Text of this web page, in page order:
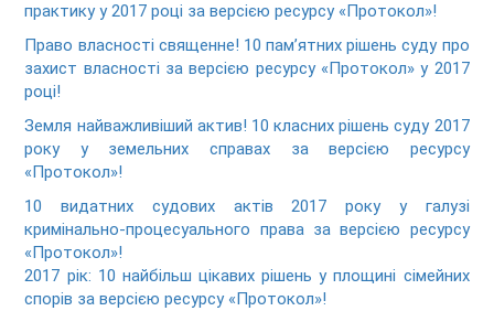
практику у 2017 році за версією ресурсу «Протокол»!
Право власності священне! 10 пам’ятних рішень суду про
захист власності за версією ресурсу «Протокол» у 2017
році!
Земля найважливіший актив! 10 класних рішень суду 2017
року у земельних справах за версією ресурсу
«Протокол»!
10 видатних судових актів 2017 року у галузі
кримінально-процесуального права за версією ресурсу
«Протокол»!
2017 рік: 10 найбільш цікавих рішень у площині сімейних
спорів за версією ресурсу «Протокол»!